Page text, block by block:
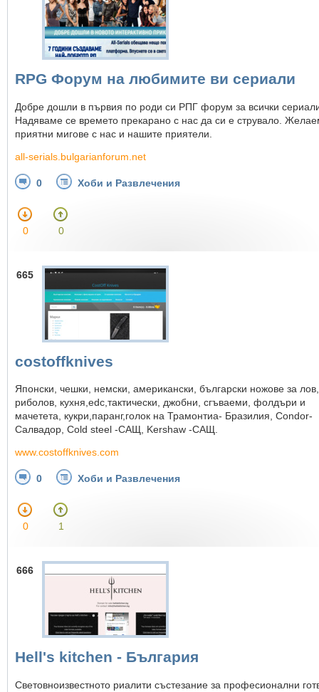
RPG Форум на любимите ви сериали
Добре дошли в първия по роди си РПГ форум за всички
Надяваме се времето прекарано с нас да си е струвало.
приятни мигове с нас и нашите приятели.
all-serials.bulgarianforum.net
0 Хоби и Развлечения
0 0
665
costoffknives
Японски, чешки, немски, американски, български ножове за лов,
риболов, кухня,edc,тактически, джобни, сгъваеми, фолдъри и
мачетета, кукри,паранг,голок на Трамонтиа- Бразилия, Condor-
Салвадор, Cold steel -САЩ, Kershaw -САЩ.
www.costoffknives.com
0 Хоби и Развлечения
0 1
666
Hell's kitchen - България
Световноизвестното риалити състезание за професионални